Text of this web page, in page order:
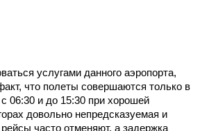
услугами данного аэропорта,
что полеты совершаются только в
06:30 и до 15:30 при хорошей
довольно непредсказуемая и
часто отменяют, а задержка